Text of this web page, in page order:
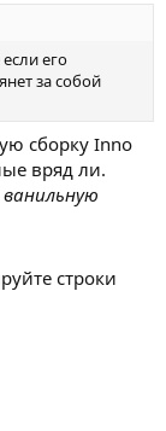
его
за собой
сборку Inno
вряд ли.
ванильную
строки